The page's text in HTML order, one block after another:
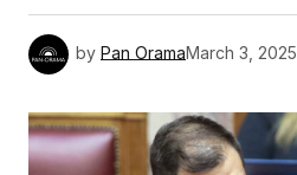
by Pan OramaMarch 3, 2025